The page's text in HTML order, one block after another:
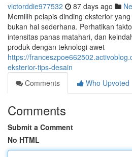
victorddie977532 87 days ago
Memilih pelapis dinding eksterior
bukan hal sederhana. Perhatikan
intensitas panas matahari, dan
produk dengan teknologi awet
https://
eksterior-tips-desain
Comments
Who Upvoted
Comments
Submit a Comment
No HTML